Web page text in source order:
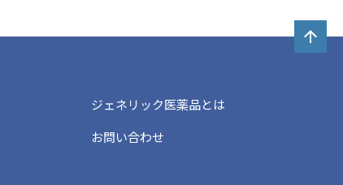
ジェネリック医薬品とは
お問い合わせ
arrow_upward